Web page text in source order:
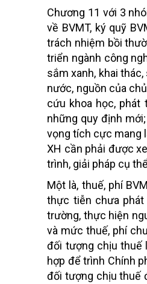
Chương 11 với 3
về BVMT, ký quỹ
trách nhiệm bồi
triển ngành công
sắm xanh, khai
nước, nguồn của
cứu khoa học, phát
những quy định
vọng tích cực mang
XH cần phải được
trình, giải pháp cụ
Một là, thuế, phí
thực tiễn chưa
trường, thực hiện
và mức thuế, phí
đối tượng chịu thuế
hợp để trình Chính
đối tượng chịu thuế